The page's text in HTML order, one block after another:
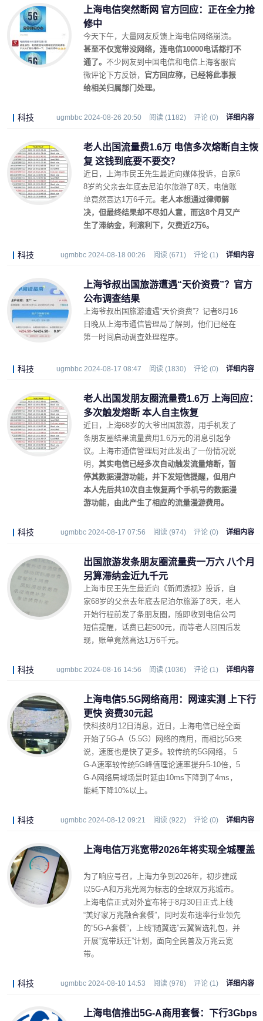
上海电信突然断网 官方回应：正在全力抢
修中
今天下午，大量网友反馈上海电信网络崩溃。
甚至不仅宽带没网络，连电信10000电话都打不
通了。 不少网友到中国电信和电信上海客服官
微评论下方反馈， 官方回应称，已经将此事报
给相关归属部门处理。
科技 ugmbbc 2024-08-26 20:50 阅读 (1182) 评论 (0) 详细内容
老人出国流量费1.6万 电信多次熔断自主恢
复 这钱到底要不要交？
近日，上海市民王先生最近向媒体投诉，自家6
8岁的父亲去年底去尼泊尔旅游了8天，电信账
单竟然高达1万6千元。 老人本想通过律师解
决，但最终结果却不尽如人意，而这8个月又产
生了滞纳金，利滚利下，欠费近2万6。
科技 ugmbbc 2024-08-18 00:26 阅读 (671) 评论 (1) 详细内容
上海爷叔出国旅游遭遇“天价资费”？官方
公布调查结果
上海爷叔出国旅游遭遇“天价资费”？记者8月16
日晚从上海市通信管理局了解到，他们已经在
第一时间启动调查处理程序。
科技 ugmbbc 2024-08-17 08:47 阅读 (1830) 评论 (0) 详细内容
老人出国发朋友圈流量费1.6万 上海回应：
多次触发熔断 本人自主恢复
近日，上海68岁的大爷出国旅游，用手机发了
条朋友圈结果流量费用1.6万元的消息引起争
议。上海市通信管理局对此发出了一份情况说
明， 其实电信已经多次自动触发流量熔断，暂
停其数据漫游功能，并下发短信提醒，但用户
本人先后共10次自主恢复两个手机号的数据漫
游功能，由此产生了相应的流量漫游费用。
科技 ugmbbc 2024-08-17 07:56 阅读 (974) 评论 (0) 详细内容
出国旅游发条朋友圈流量费一万六 八个月
另算滞纳金近九千元
上海市民王先生最近向《新闻透视》投诉，自
家68岁的父亲去年底去尼泊尔旅游了8天，老人
开始行程前发了条朋友圈，随即收到电信公司
短信提醒，话费已超500元，而等老人回国后发
现，账单竟然高达1万6千元。
科技 ugmbbc 2024-08-16 14:56 阅读 (1036) 评论 (1) 详细内容
上海电信5.5G网络商用：网速实测 上下行
更快 资费30元起
快科技8月12日消息，近日，上海电信已经全面
开始了5G-A（5.5G）网络的商用，而相比5G来
说，速度也是快了更多。较传统的5G网络， 5
G-A速率较传统5G峰值理论速率提升5-10倍，5
G-A网络局域场景时延由10ms下降到了4ms，
能耗下降10%以上。
科技 ugmbbc 2024-08-12 09:21 阅读 (922) 评论 (0) 详细内容
上海电信万兆宽带2026年将实现全城覆盖
为了响应号召，上海力争到2026年，初步建成
以5G-A和万兆光网为标志的全球双万兆城市。
上海电信正式对外宣布将于8月30日正式上线
“美好家万兆融合套餐”，同时发布速率行业领先
的“5G-A套餐”，上线“随翼选”云翼智选礼包，并
开展“宽带跃迁”计划，面向全民普及万兆云宽
带。
科技 ugmbbc 2024-08-10 14:53 阅读 (978) 评论 (1) 详细内容
上海电信推出5G-A商用套餐：下行3Gbps